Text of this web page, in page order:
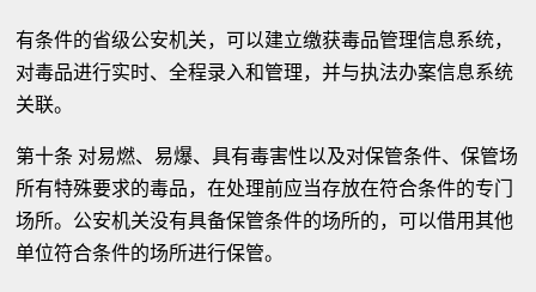
有条件的省级公安机关，可以建立缴获毒品管理信息系统，
对毒品进行实时、全程录入和管理，并与执法办案信息系统
关联。
第十条 对易燃、易爆、具有毒害性以及对保管条件、保管场
所有特殊要求的毒品，在处理前应当存放在符合条件的专门
场所。公安机关没有具备保管条件的场所的，可以借用其他
单位符合条件的场所进行保管。